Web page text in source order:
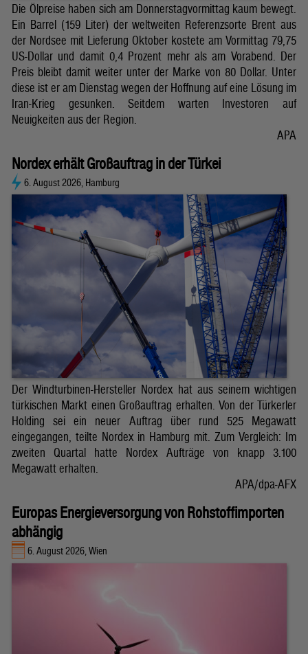
Die Ölpreise haben sich am Donnerstagvormittag kaum bewegt.
Ein Barrel (159 Liter) der weltweiten Referenzsorte Brent aus
der Nordsee mit Lieferung Oktober kostete am Vormittag 79,75
US-Dollar und damit 0,4 Prozent mehr als am Vorabend. Der
Preis bleibt damit weiter unter der Marke von 80 Dollar. Unter
diese ist er am Dienstag wegen der Hoffnung auf eine Lösung im
Iran-Krieg gesunken. Seitdem warten Investoren auf
Neuigkeiten aus der Region.
APA
Nordex erhält Großauftrag in der Türkei
6. August 2026, Hamburg
Der Windturbinen-Hersteller Nordex hat aus seinem wichtigen
türkischen Markt einen Großauftrag erhalten. Von der Türkerler
Holding sei ein neuer Auftrag über rund 525 Megawatt
eingegangen, teilte Nordex in Hamburg mit. Zum Vergleich: Im
zweiten Quartal hatte Nordex Aufträge von knapp 3.100
Megawatt erhalten.
APA/dpa-AFX
Europas Energieversorgung von Rohstoffimporten
abhängig
6. August 2026, Wien